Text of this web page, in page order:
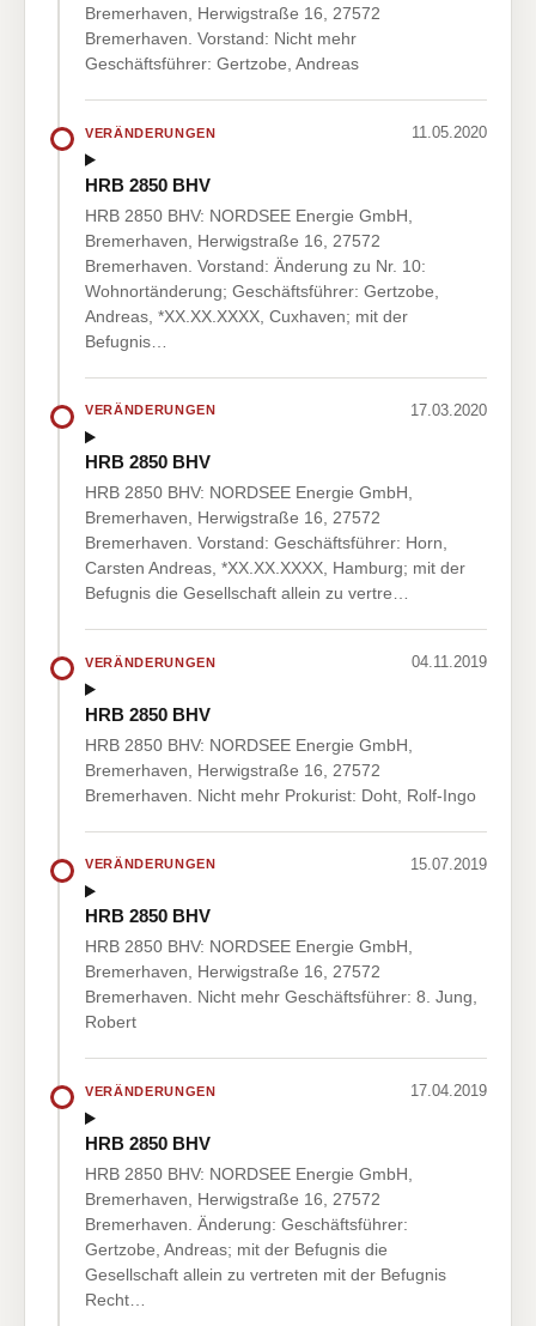
Bremerhaven, Herwigstraße 16, 27572
Bremerhaven. Vorstand: Nicht mehr
Geschäftsführer: Gertzobe, Andreas
VERÄNDERUNGEN 11.05.2020
HRB 2850 BHV
HRB 2850 BHV: NORDSEE Energie GmbH,
Bremerhaven, Herwigstraße 16, 27572
Bremerhaven. Vorstand: Änderung zu Nr. 10:
Wohnortänderung; Geschäftsführer: Gertzobe,
Andreas, *XX.XX.XXXX, Cuxhaven; mit der
Befugnis…
VERÄNDERUNGEN 17.03.2020
HRB 2850 BHV
HRB 2850 BHV: NORDSEE Energie GmbH,
Bremerhaven, Herwigstraße 16, 27572
Bremerhaven. Vorstand: Geschäftsführer: Horn,
Carsten Andreas, *XX.XX.XXXX, Hamburg; mit der
Befugnis die Gesellschaft allein zu vertre…
VERÄNDERUNGEN 04.11.2019
HRB 2850 BHV
HRB 2850 BHV: NORDSEE Energie GmbH,
Bremerhaven, Herwigstraße 16, 27572
Bremerhaven. Nicht mehr Prokurist: Doht, Rolf-Ingo
VERÄNDERUNGEN 15.07.2019
HRB 2850 BHV
HRB 2850 BHV: NORDSEE Energie GmbH,
Bremerhaven, Herwigstraße 16, 27572
Bremerhaven. Nicht mehr Geschäftsführer: 8. Jung,
Robert
VERÄNDERUNGEN 17.04.2019
HRB 2850 BHV
HRB 2850 BHV: NORDSEE Energie GmbH,
Bremerhaven, Herwigstraße 16, 27572
Bremerhaven. Änderung: Geschäftsführer:
Gertzobe, Andreas; mit der Befugnis die
Gesellschaft allein zu vertreten mit der Befugnis
Recht…